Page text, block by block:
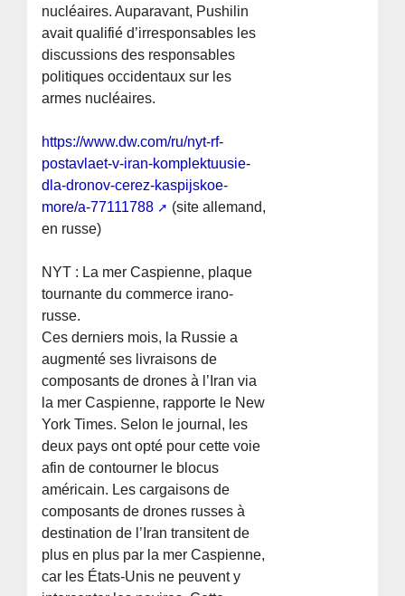
nucléaires. Auparavant, Pushilin
avait qualifié d’irresponsables les
discussions des responsables
politiques occidentaux sur les
armes nucléaires.
https://www.dw.com/ru/nyt-rf-
postavlaet-v-iran-komplektuusie-
dla-dronov-cerez-kaspijskoe-
more/a-77111788
(site allemand,
en russe)
NYT : La mer Caspienne, plaque
tournante du commerce irano-
russe.
Ces derniers mois, la Russie a
augmenté ses livraisons de
composants de drones à l’Iran via
la mer Caspienne, rapporte le New
York Times. Selon le journal, les
deux pays ont opté pour cette voie
afin de contourner le blocus
américain. Les cargaisons de
composants de drones russes à
destination de l’Iran transitent de
plus en plus par la mer Caspienne,
car les États-Unis ne peuvent y